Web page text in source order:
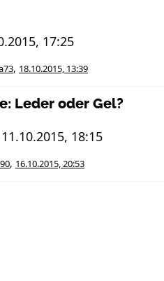
17:25
, 18.10.2015, 13:39
Leder oder Gel?
11.10.2015, 18:15
, 16.10.2015, 20:53